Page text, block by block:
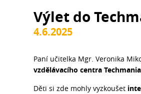
Výlet do
4.6.2025
Paní učitelka Mgr. Veronika
vzdělávacího centra
Děti si zde mohly vyzkoušet